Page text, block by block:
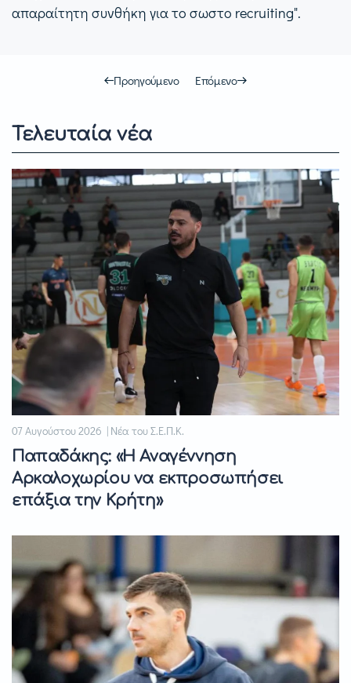
απαραίτητη συνθήκη για το σωστο recruiting".
Προηγούμενο Επόμενο
Τελευταία νέα
07 Αυγούστου 2026 | Νέα του Σ.Ε.Π.Κ.
Παπαδάκης: «Η Αναγέννηση
Αρκαλοχωρίου να εκπροσωπήσει
επάξια την Κρήτη»